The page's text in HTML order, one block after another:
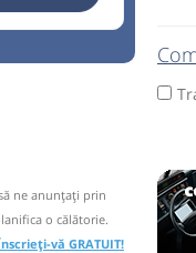
ne anunțați prin
o călătorie.
vă GRATUIT!